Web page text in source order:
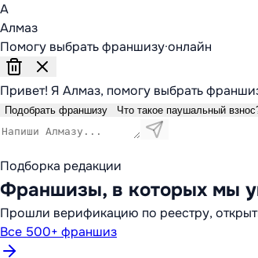
А
Алмаз
Помогу выбрать франшизу·онлайн
Привет! Я Алмаз, помогу выбрать
Подобрать франшизу Что такое паушальный
Подборка редакции
Франшизы, в которых мы
Прошли верификацию по реестру,
Все 500+ франшиз